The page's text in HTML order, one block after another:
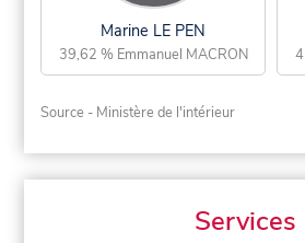
Marine LE PEN
39,62 % Emmanuel MACRON
Source - Ministère de l'intérieur
Services